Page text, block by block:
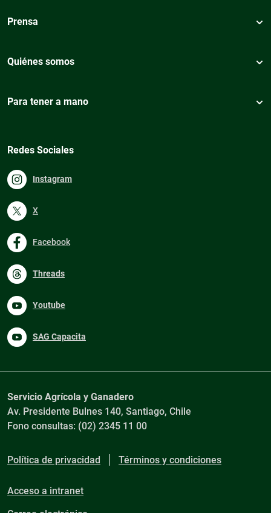
Prensa
Quiénes somos
Para tener a mano
Redes Sociales
Instagram
X
Facebook
Threads
Youtube
SAG Capacita
Servicio Agrícola y Ganadero
Av. Presidente Bulnes 140, Santiago, Chile
Fono consultas: (02) 2345 11 00
Política de privacidad Términos y condiciones
Acceso a intranet